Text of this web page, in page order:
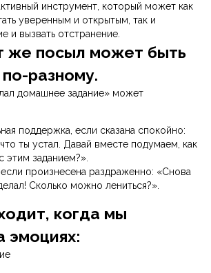
инструмент, который может как
уверенным и открытым, так и
и вызвать отстранение.
же посыл может быть
разному.
домашнее задание» может
поддержка, если сказана спокойно:
ты устал. Давай вместе подумаем, как
этим заданием?».
произнесена раздраженно: «Снова
Сколько можно лениться?».
когда мы
эмоциях: